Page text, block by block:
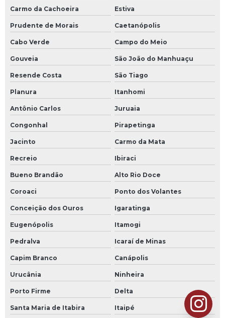
Carmo da Cachoeira Estiva
Prudente de Morais Caetanópolis
Cabo Verde Campo do Meio
Gouveia São João do Manhuaçu
Resende Costa São Tiago
Planura Itanhomi
Antônio Carlos Juruaia
Congonhal Pirapetinga
Jacinto Carmo da Mata
Recreio Ibiraci
Bueno Brandão Alto Rio Doce
Coroaci Ponto dos Volantes
Conceição dos Ouros Igaratinga
Eugenópolis Itamogi
Pedralva Icaraí de Minas
Capim Branco Canápolis
Urucânia Ninheira
Porto Firme Delta
Santa Maria de Itabira Itaipé